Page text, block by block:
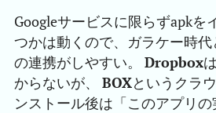
Googleサービスに限らずapkを
つかは動くので、ガラケー時代
の連携がしやすい。 Dropbox
からないが、 BOXというクラ
ンストール後は「このアプリ